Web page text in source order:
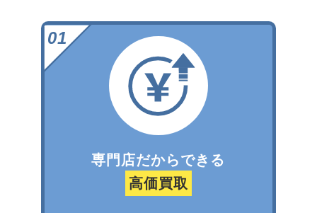
専門店だからできる
高価買取